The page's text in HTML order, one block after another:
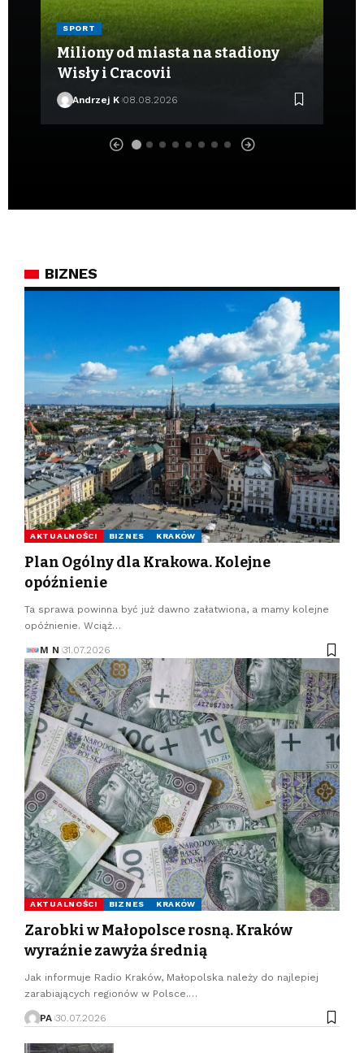
SPORT
Miliony od miasta na stadiony
Wisły i Cracovii
Andrzej K 08.08.2026
BIZNES
AKTUALNOŚCI BIZNES KRAKÓW
Plan Ogólny dla Krakowa. Kolejne
opóźnienie
Ta sprawa powinna być już dawno załatwiona, a mamy kolejne
opóźnienie. Wciąż…
M N 31.07.2026
AKTUALNOŚCI BIZNES KRAKÓW
Zarobki w Małopolsce rosną. Kraków
wyraźnie zawyża średnią
Jak informuje Radio Kraków, Małopolska należy do najlepiej
zarabiających regionów w Polsce.…
PA 30.07.2026